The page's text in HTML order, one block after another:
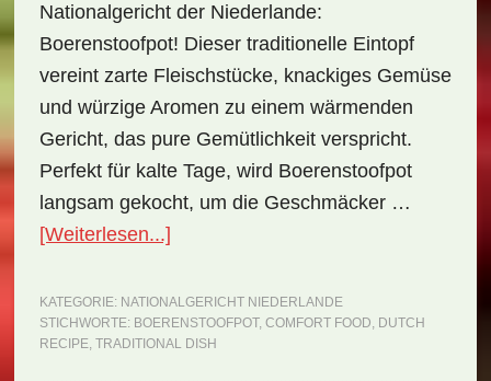
Nationalgericht der Niederlande:
Boerenstoofpot! Dieser traditionelle Eintopf
vereint zarte Fleischstücke, knackiges Gemüse
und würzige Aromen zu einem wärmenden
Gericht, das pure Gemütlichkeit verspricht.
Perfekt für kalte Tage, wird Boerenstoofpot
langsam gekocht, um die Geschmäcker …
[Weiterlesen...]ÜberNationalgericht
Boerenstoofpot
(Rezept)
KATEGORIE: NATIONALGERICHT NIEDERLANDE
STICHWORTE: BOERENSTOOFPOT, COMFORT FOOD, DUTCH
RECIPE, TRADITIONAL DISH